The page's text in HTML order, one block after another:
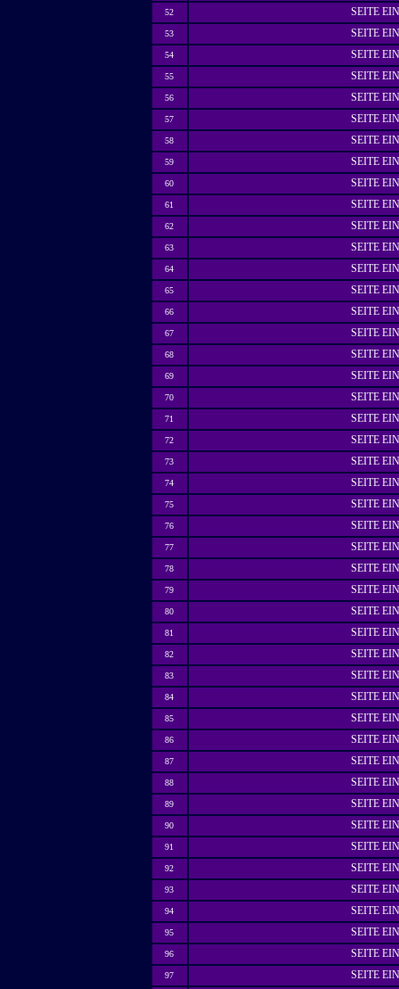
52 SEITE
53 SEITE
54 SEITE
55 SEITE
56 SEITE
57 SEITE
58 SEITE
59 SEITE
60 SEITE
61 SEITE
62 SEITE
63 SEITE
64 SEITE
65 SEITE
66 SEITE
67 SEITE
68 SEITE
69 SEITE
70 SEITE
71 SEITE
72 SEITE
73 SEITE
74 SEITE
75 SEITE
76 SEITE
77 SEITE
78 SEITE
79 SEITE
80 SEITE
81 SEITE
82 SEITE
83 SEITE
84 SEITE
85 SEITE
86 SEITE
87 SEITE
88 SEITE
89 SEITE
90 SEITE
91 SEITE
92 SEITE
93 SEITE
94 SEITE
95 SEITE
96 SEITE
97 SEITE